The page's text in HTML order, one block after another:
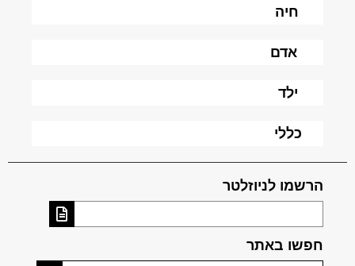
חיה
אדם
ילד
כללי
הרשמו לניוזלטר
חפשו באתר